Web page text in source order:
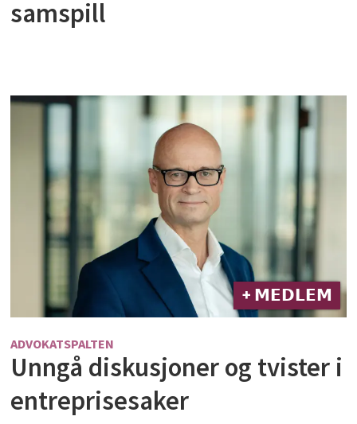
samspill
+ 𝗠𝗘𝗗𝗟𝗘𝗠
ADVOKATSPALTEN
Unngå diskusjoner og tvister i
entreprisesaker